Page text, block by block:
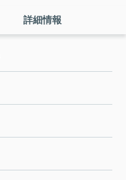
詳細情報